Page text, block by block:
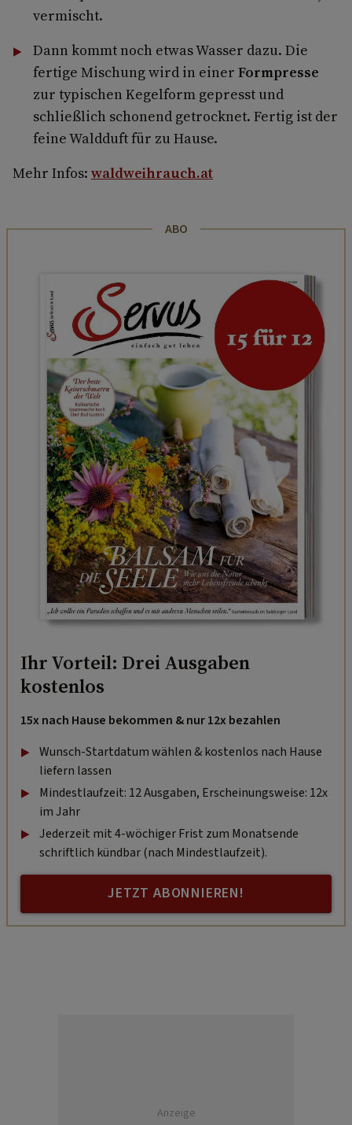
vermischt.
Dann kommt noch etwas Wasser dazu. Die
fertige Mischung wird in einer Formpresse
zur typischen Kegelform gepresst und
schließlich schonend getrocknet. Fertig ist der
feine Waldduft für zu Hause.
Mehr Infos: waldweihrauch.at
ABO
Ihr Vorteil: Drei Ausgaben
kostenlos
15x nach Hause bekommen & nur 12x bezahlen
Wunsch-Startdatum wählen & kostenlos nach Hause
liefern lassen
Mindestlaufzeit: 12 Ausgaben, Erscheinungsweise: 12x
im Jahr
Jederzeit mit 4-wöchiger Frist zum Monatsende
schriftlich kündbar (nach Mindestlaufzeit).
JETZT ABONNIEREN!
Anzeige